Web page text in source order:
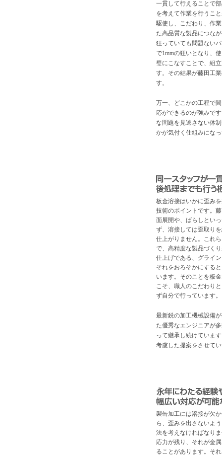
一貫して行えることで
を考えて作業を行うこ
駆使し、こだわり、作
た高品質な製品につな
狂っていても問題ない
で1mmの狂いとなり、
璧にこなすことで、組
す。その結果が藤田工
す。
万一、どこかの工程で
応ができるのが強みで
な問題を見逃さない体
かが気付く仕組みにな
板金溶接はいかに歪み
技術のポイントです。
面展開や、ばらしとい
ず、溶接しては歪取り
仕上がりません。これ
で、高精度な製品づく
仕上げである、グライ
それをおろそかにする
います。そのことを板
こそ、職人のこだわり
ず自分で行っています。
最新鋭の加工機械設備
た優秀なエンジニアが
って継承し続けていま
考慮した提案をさせて
製缶加工には溶接が欠
ら、歪みを出さないよ
法を考えなければなり
応力が残り、それが金
ることがあります。そ